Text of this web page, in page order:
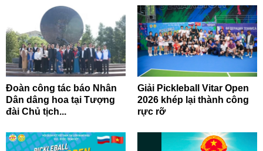
Đoàn công tác báo Nhân
Dân dâng hoa tại Tượng
đài Chủ tịch...
Giải Pickleball Vitar Open
2026 khép lại thành công
rực rỡ